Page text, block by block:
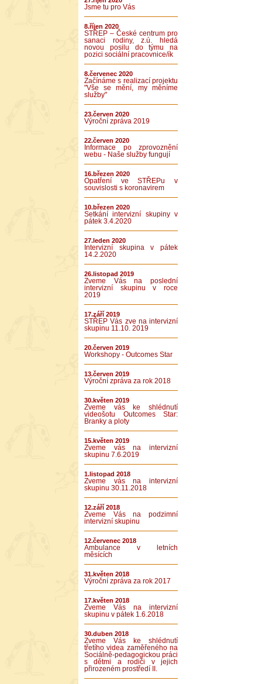
Jsme tu pro Vás
8.říjen 2020
STŘEP – České centrum pro
sanaci rodiny, z.ú. hledá
novou posilu do týmu na
pozici sociální pracovnice/ík
8.červenec 2020
Začínáme s realizací projektu
"Vše se mění, my měníme
služby"
23.červen 2020
Výroční zpráva 2019
22.červen 2020
Informace po zprovoznění
webu - Naše služby fungují
16.březen 2020
Opatření ve STŘEPu v
souvislosti s koronavirem
10.březen 2020
Setkání intervizní skupiny v
pátek 3.4.2020
27.leden 2020
Intervizní skupina v pátek
14.2.2020
26.listopad 2019
Zveme Vás na poslední
intervizní skupinu v roce
2019
17.září 2019
STŘEP Vás zve na intervizní
skupinu 11.10. 2019
20.červen 2019
Workshopy - Outcomes Star
13.červen 2019
Výroční zpráva za rok 2018
30.květen 2019
Zveme vás ke shlédnutí
videošotu Outcomes Star:
Branky a ploty
15.květen 2019
Zveme vás na intervizní
skupinu 7.6.2019
1.listopad 2018
Zveme vás na intervizní
skupinu 30.11.2018
12.září 2018
Zveme Vás na podzimní
intervizní skupinu
12.červenec 2018
Ambulance v letních
měsících
31.květen 2018
Výroční zpráva za rok 2017
17.květen 2018
Zveme Vás na intervizní
skupinu v pátek 1.6.2018
30.duben 2018
Zveme Vás ke shlédnutí
třetího videa zaměřeného na
Sociálně-pedagogickou práci
s dětmi a rodiči v jejich
přirozeném prostředí II.